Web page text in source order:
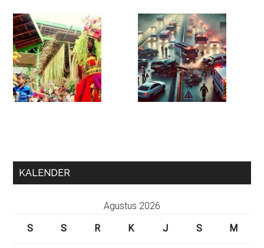
KALENDER
Agustus 2026
S
S R K J S M